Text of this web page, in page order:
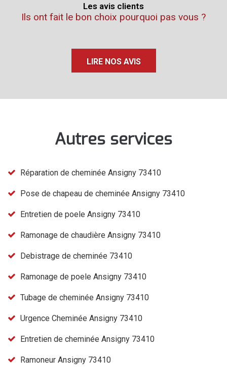
Les avis clients
Ils ont fait le bon choix pourquoi pas vous ?
LIRE NOS AVIS
Autres services
Réparation de cheminée Ansigny 73410
Pose de chapeau de cheminée Ansigny 73410
Entretien de poele Ansigny 73410
Ramonage de chaudière Ansigny 73410
Debistrage de cheminée 73410
Ramonage de poele Ansigny 73410
Tubage de cheminée Ansigny 73410
Urgence Cheminée Ansigny 73410
Entretien de cheminée Ansigny 73410
Ramoneur Ansigny 73410